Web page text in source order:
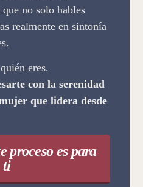
que no solo hables
realmente en sintonía
eres.
con la serenidad
que lidera desde
proceso es para
ti